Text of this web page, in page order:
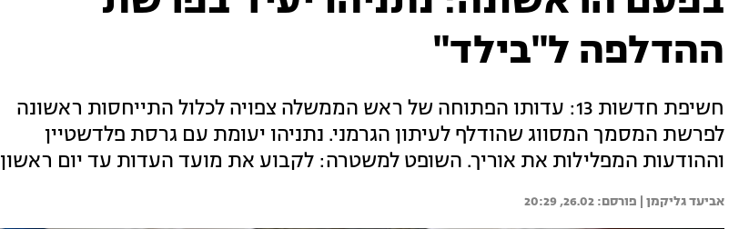
ההדלפה ל"בילד"
חשיפת חדשות 13: עדותו הפתוחה של ראש הממשלה צפויה לכלול התייחסות ראשונה
לפרשת המסמך המסווג שהודלף לעיתון הגרמני. נתניהו יעומת עם גרסת פלדשטיין
וההודעות המפלילות את אוריך. השופט למשטרה: לקבוע את מועד העדות עד יום ראשון
אביעד גליקמן | 26.02, 20:29